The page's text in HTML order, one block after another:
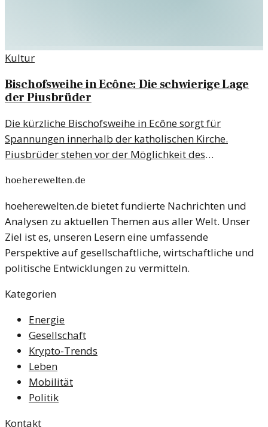
Kultur
Bischofsweihe in Ecône: Die schwierige Lage
der Piusbrüder
Die kürzliche Bischofsweihe in Ecône sorgt für
Spannungen innerhalb der katholischen Kirche.
Piusbrüder stehen vor der Möglichkeit des
hoeherewelten.de
hoeherewelten.de bietet fundierte Nachrichten und
Analysen zu aktuellen Themen aus aller Welt. Unser
Ziel ist es, unseren Lesern eine umfassende
Perspektive auf gesellschaftliche, wirtschaftliche und
politische Entwicklungen zu vermitteln.
Kategorien
Energie
Gesellschaft
Krypto-Trends
Leben
Mobilität
Politik
Kontakt